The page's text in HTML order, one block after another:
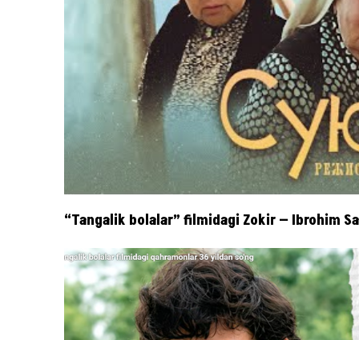
“Tangalik bolalar” filmidagi Zokir — Ibrohim